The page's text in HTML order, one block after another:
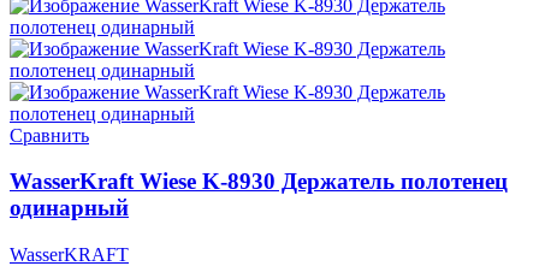
Сравнить
WasserKraft Wiese K-8930 Держатель полотенец
одинарный
WasserKRAFT